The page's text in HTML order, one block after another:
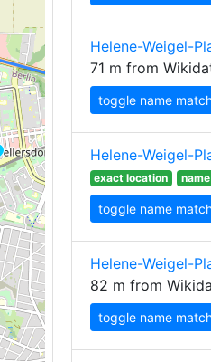
Helene-Weigel-
71 m from
toggle name
Helene-Weigel-
exact location
toggle name
Helene-Weigel-
82 m from
toggle name